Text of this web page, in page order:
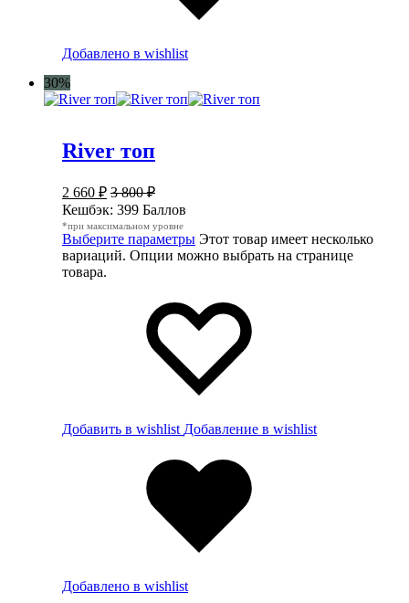
Добавлено в wishlist
30%
River топ
2 660 ₽ 3 800₽
Кешбэк: 399 Баллов
*при максимальном уровне
Выберите параметры Этот товар имеет несколько
вариаций. Опции можно выбрать на странице
товара.
Добавить в wishlist Добавление в wishlist
Добавлено в wishlist